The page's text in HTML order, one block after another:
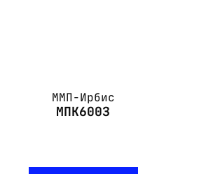
ММП-Ирбис
МПК600З